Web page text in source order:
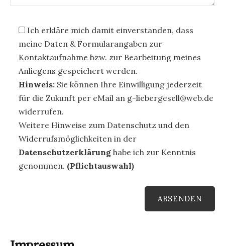
Ich erkläre mich damit einverstanden, dass
meine Daten & Formularangaben zur
Kontaktaufnahme bzw. zur Bearbeitung meines
Anliegens gespeichert werden.
Hinweis: Sie können Ihre Einwilligung jederzeit
für die Zukunft per eMail an g-liebergesell@web.de
widerrufen.
Weitere Hinweise zum Datenschutz und den
Widerrufsmöglichkeiten in der
Datenschutzerklärung habe ich zur Kenntnis
genommen. (Pflichtauswahl)